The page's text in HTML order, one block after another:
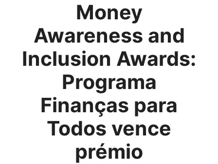
Money
Awareness and
Inclusion Awards:
Programa
Finanças para
Todos vence
prémio